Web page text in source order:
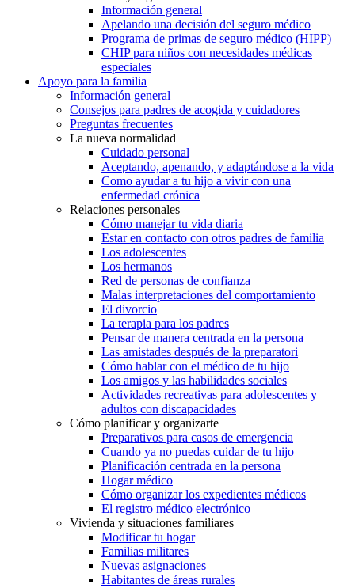
Información general
Apelando una decisión del seguro médico
Programa de primas de seguro médico (HIPP)
CHIP para niños con necesidades médicas
especiales
Apoyo para la familia
Información general
Consejos para padres de acogida y cuidadores
Preguntas frecuentes
La nueva normalidad
Cuidado personal
Aceptando, apenando, y adaptándose a la vida
Como ayudar a tu hijo a vivir con una
enfermedad crónica
Relaciones personales
Cómo manejar tu vida diaria
Estar en contacto con otros padres de familia
Los adolescentes
Los hermanos
Red de personas de confianza
Malas interpretaciones del comportamiento
El divorcio
La terapia para los padres
Pensar de manera centrada en la persona
Las amistades después de la preparatori
Cómo hablar con el médico de tu hijo
Los amigos y las habilidades sociales
Actividades recreativas para adolescentes y
adultos con discapacidades
Cómo planificar y organizarte
Preparativos para casos de emergencia
Cuando ya no puedas cuidar de tu hijo
Planificación centrada en la persona
Hogar médico
Cómo organizar los expedientes médicos
El registro médico electrónico
Vivienda y situaciones familiares
Modificar tu hogar
Familias militares
Nuevas asignaciones
Habitantes de áreas rurales